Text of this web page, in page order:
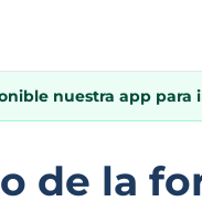
nuestra app para
de la